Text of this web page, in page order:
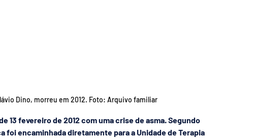
Dino, morreu em 2012. Foto: Arquivo familiar
13 fevereiro de 2012 com uma crise de asma. Segundo
foi encaminhada diretamente para a Unidade de Terapia